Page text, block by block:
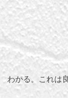
わかる。これは